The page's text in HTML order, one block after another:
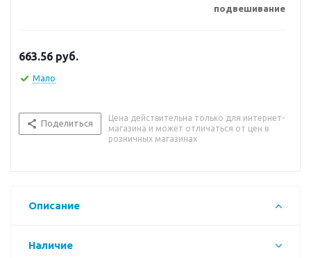
подвешивание
663.56 руб.
Мало
Поделиться
Цена действительна только для интернет-
магазина и может отличаться от цен в
розничных магазинах
Описание
Наличие